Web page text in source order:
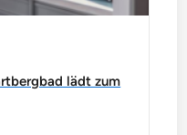
lädt zum